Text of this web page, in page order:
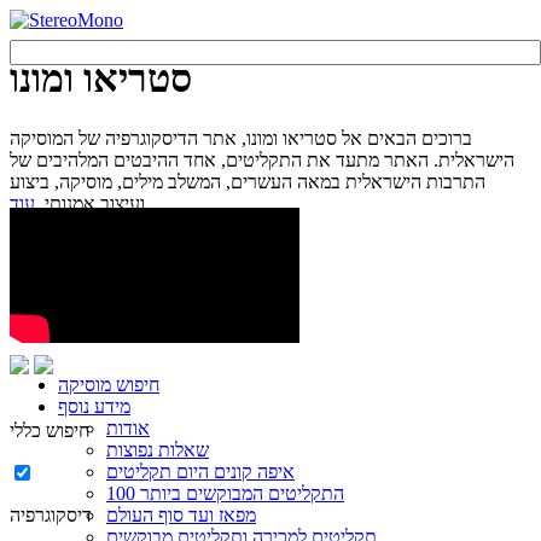
סטריאו ומונו
ברוכים הבאים אל סטריאו ומונו, אתר הדיסקוגרפיה של המוסיקה
הישראלית. האתר מתעד את התקליטים, אחד ההיבטים המלהיבים של
התרבות הישראלית במאה העשרים, המשלב מילים, מוסיקה, ביצוע
ועיצוב אמנותי.עוד...
חיפוש מוסיקה
מידע נוסף
אודות
שאלות נפוצות
איפה קונים היום תקליטים
100 התקליטים המבוקשים ביותר
מפאז ועד סוף העולם
תקליטים למכירה ותקליטים מבוקשים
חיפוש כללי
דיסקוגרפיה